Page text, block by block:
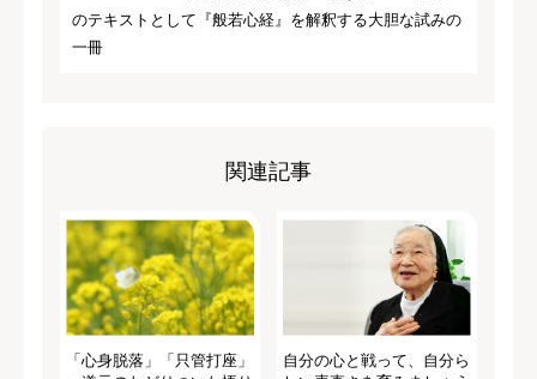
のテキストとして『般若心経』を解釈する大胆な試みの
一冊
関連記事
「心身脱落」「只管打座」
自分の心と戦って、自分ら